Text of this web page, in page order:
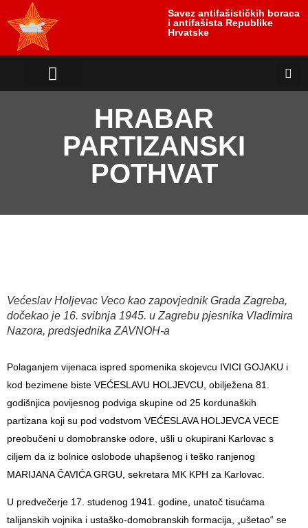
Savez antifašističkih boraca
i antifašista Republike
Hrvatske
HRABAR
PARTIZANSKI
POTHVAT
Većeslav Holjevac Veco kao zapovjednik Grada Zagreba,
dočekao je 16. svibnja 1945. u Zagrebu pjesnika Vladimira
Nazora, predsjednika ZAVNOH-a
Polaganjem vijenaca ispred spomenika skojevcu IVICI GOJAKU i
kod bezimene biste VEĆESLAVU HOLJEVCU, obilježena 81.
godišnjica povijesnog podviga skupine od 25 kordunaških
partizana koji su pod vodstvom VEĆESLAVA HOLJEVCA VECE
preobučeni u domobranske odore, ušli u okupirani Karlovac s
ciljem da iz bolnice oslobode uhapšenog i teško ranjenog
MARIJANA ČAVIĆA GRGU, sekretara MK KPH za Karlovac.
U predvečerje 17. studenog 1941. godine, unatoč tisućama
talijanskih vojnika i ustaško-domobranskih formacija, „ušetao“ se